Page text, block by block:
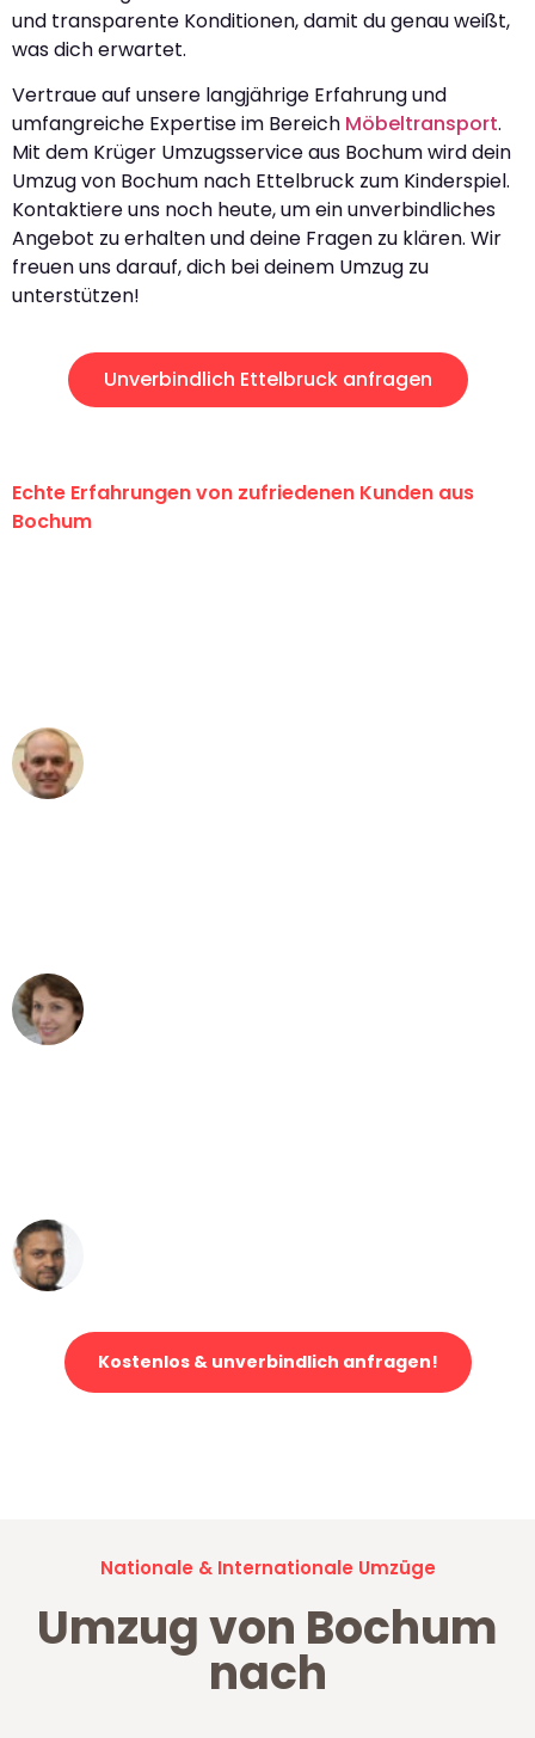
und transparente Konditionen, damit du genau weißt,
was dich erwartet.
Vertraue auf unsere langjährige Erfahrung und
umfangreiche Expertise im Bereich Möbeltransport.
Mit dem Krüger Umzugsservice aus Bochum wird dein
Umzug von Bochum nach Ettelbruck zum Kinderspiel.
Kontaktiere uns noch heute, um ein unverbindliches
Angebot zu erhalten und deine Fragen zu klären. Wir
freuen uns darauf, dich bei deinem Umzug zu
unterstützen!
Unverbindlich Ettelbruck anfragen
Echte Erfahrungen von zufriedenen Kunden aus
Bochum
Kostenlos & unverbindlich anfragen!
Nationale & Internationale Umzüge
Umzug von Bochum
nach